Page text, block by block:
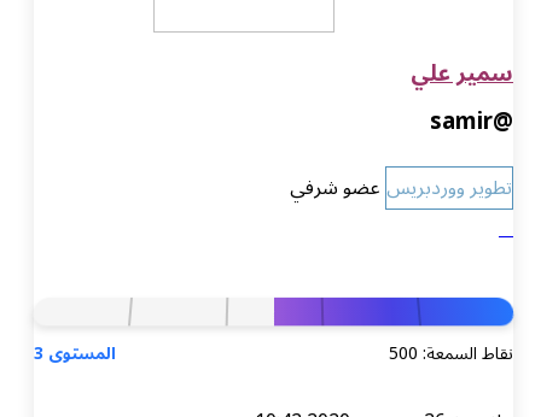
سمير علي
@samir
تطوير ووردبريسعضو شرفي
نقاط السمعة: 500 المستوى 3